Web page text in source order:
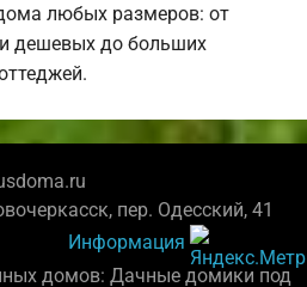
любых размеров: от
дешевых до больших
пер. Одесский, 41
Информация
домов: Дачные домики под